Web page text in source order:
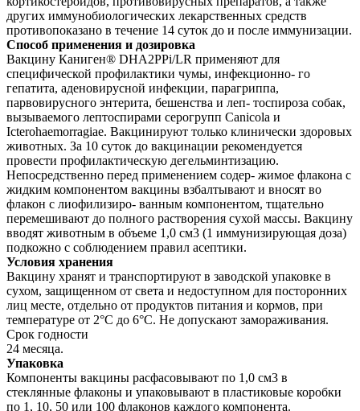
других иммунобиологических лекарственных средств
противопоказано в течение 14 суток до и после иммунизации.
Способ применения и дозировка
Вакцину Каниген® DHA2PPi/LR применяют для
специфической профилактики чумы, инфекционно- го
гепатита, аденовирусной инфекции, парагриппа,
парвовирусного энтерита, бешенства и леп- тоспироза собак,
вызываемого лептоспирами серогрупп Canicola и
Icterohaemorragiae. Вакцинируют только клинически здоровых
животных. За 10 суток до вакцинации рекомендуется
провести профилактическую дегельминтизацию.
Непосредственно перед применением содер- жимое флакона с
жидким компонентом вакцины взбалтывают и вносят во
флакон с лиофилизиро- ванным компонентом, тщательно
перемешивают до полного растворения сухой массы. Вакцину
вводят животным в объеме 1,0 см3 (1 иммунизирующая доза)
подкожно с соблюдением правил асептики.
Условия хранения
Вакцину хранят и транспортируют в заводской упаковке в
сухом, защищенном от света и недоступном для посторонних
лиц месте, отдельно от продуктов питания и кормов, при
температуре от 2°C до 6°С. Не допускают замораживания.
Срок годности
24 месяца.
Упаковка
Компоненты вакцины расфасовывают по 1,0 см3 в
стеклянные флаконы и упаковывают в пластиковые коробки
по 1, 10, 50 или 100 флаконов каждого компонента.